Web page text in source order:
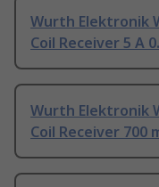
Wurth Elektronik
Coil Receiver 5 A
Wurth Elektronik
Coil Receiver 700